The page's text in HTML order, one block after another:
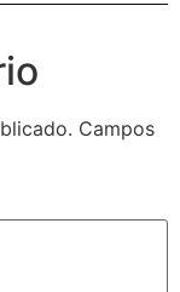
Campos